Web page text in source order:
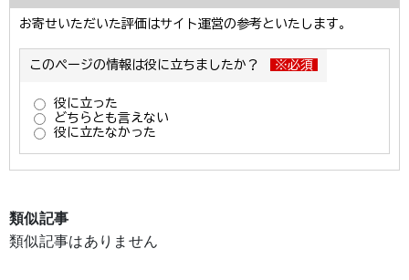
類似記事
類似記事はありません